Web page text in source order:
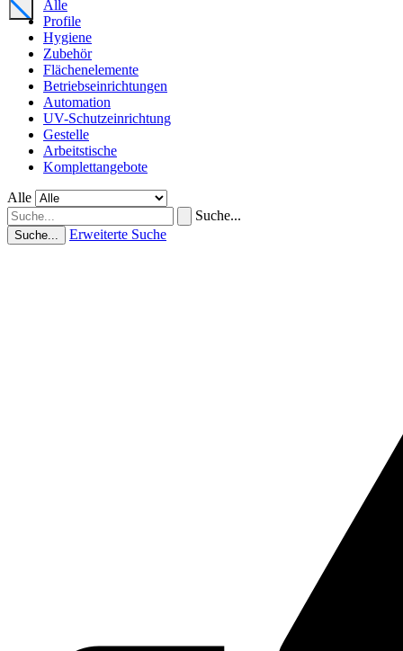
Alle
Profile
Hygiene
Zubehör
Flächenelemente
Betriebseinrichtungen
Automation
UV-Schutzeinrichtung
Gestelle
Arbeitstische
Komplettangebote
Alle
Suche...
Suche... Erweiterte Suche